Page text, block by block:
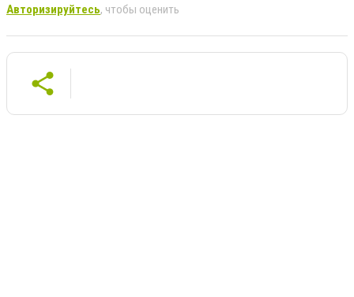
Авторизируйтесь, чтобы оценить